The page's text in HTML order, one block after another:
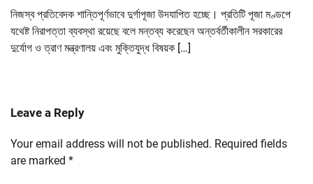
নিজস্ব প্রতিবেদক শান্তিপূর্ণভাবে দুর্গাপূজা উদযাপিত হচ্ছে। প্রতিটি পূজা মণ্ডপে
যথেষ্ট নিরাপত্তা ব্যবস্থা রয়েছে বলে মন্তব্য করেছেন অন্তর্বর্তীকালীন সরকারের
দুর্যোগ ও ত্রাণ মন্ত্রণালয় এবং মুক্তিযুদ্ধ বিষয়ক […]
Leave a Reply
Your email address will not be published. Required fields
are marked *